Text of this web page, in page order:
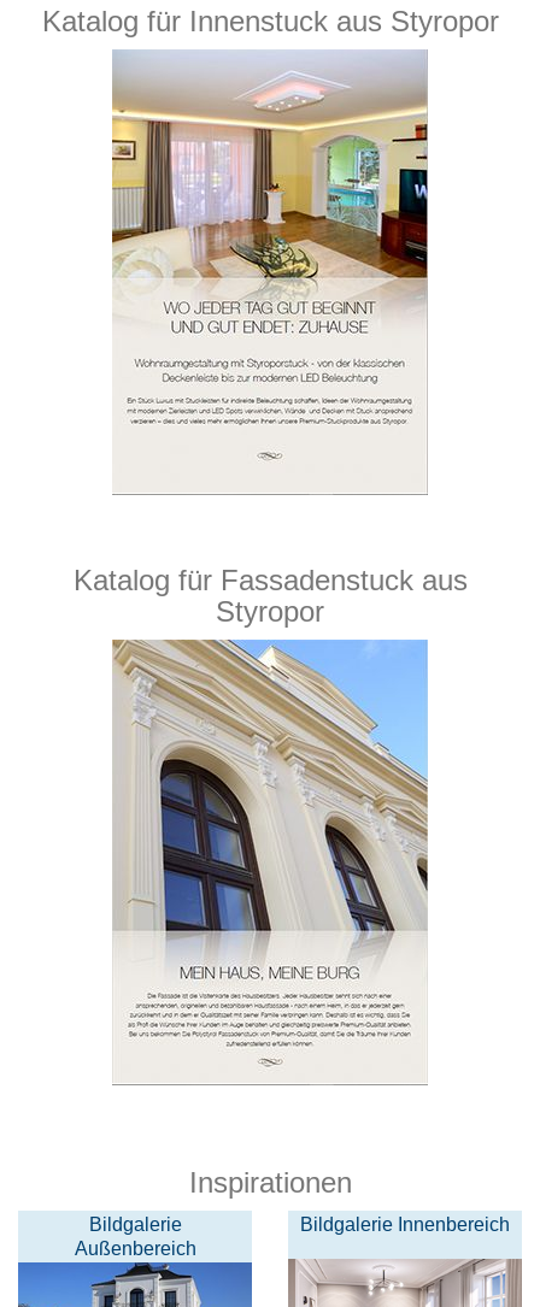
Katalog für Innenstuck aus Styropor
Katalog für Fassadenstuck aus
Styropor
Inspirationen
Bildgalerie
Außenbereich
Bildgalerie Innenbereich